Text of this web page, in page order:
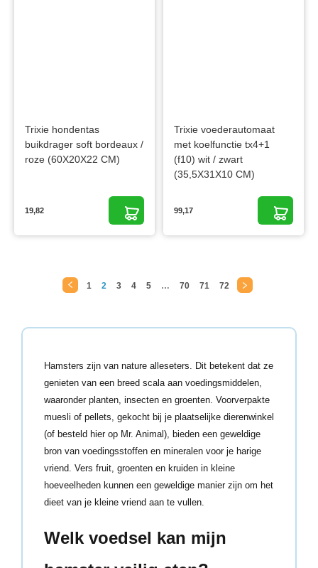
Trixie hondentas
buikdrager soft bordeaux /
roze (60X20X22 CM)
19,82
Trixie voederautomaat
met koelfunctie tx4+1
(f10) wit / zwart
(35,5X31X10 CM)
99,17
← 1 2 3 4 5 … 70 71 72 →
Hamsters zijn van nature alleseters. Dit betekent dat ze
genieten van een breed scala aan voedingsmiddelen,
waaronder planten, insecten en groenten. Voorverpakte
muesli of pellets, gekocht bij je plaatselijke dierenwinkel
(of besteld hier op Mr. Animal), bieden een geweldige
bron van voedingsstoffen en mineralen voor je harige
vriend. Vers fruit, groenten en kruiden in kleine
hoeveelheden kunnen een geweldige manier zijn om het
dieet van je kleine vriend aan te vullen.
Welk voedsel kan mijn